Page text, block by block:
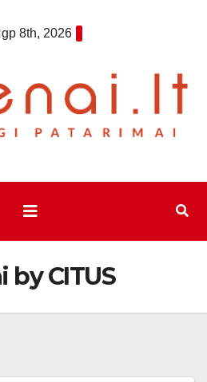
8th, 2026
by CITUS